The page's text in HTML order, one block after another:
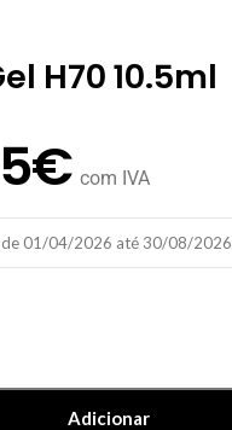
H70 10.5ml
€ com IVA
de 01/04/2026 até 30/08/2026
Adicionar